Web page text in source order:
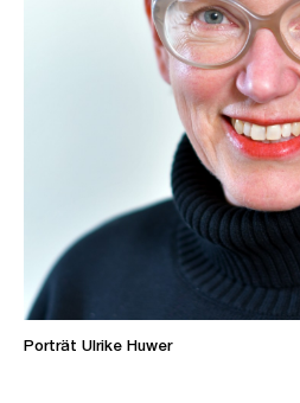
Porträt Ulrike Huwer